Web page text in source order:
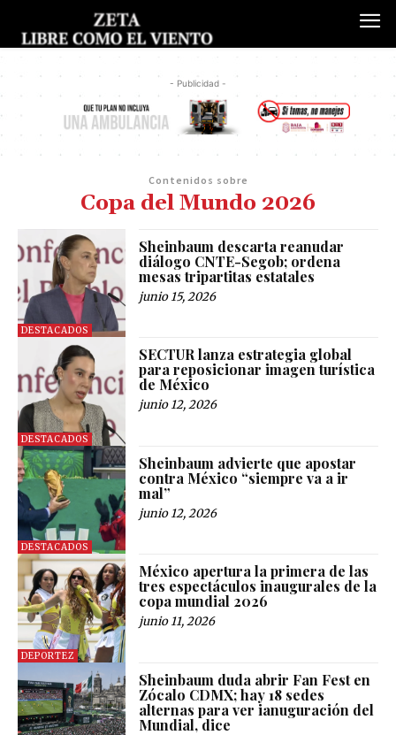
- Publicidad -
Contenidos sobre
Copa del Mundo 2026
DESTACADOS
Sheinbaum descarta reanudar
diálogo CNTE-Segob; ordena
mesas tripartitas estatales
junio 15, 2026
DESTACADOS
SECTUR lanza estrategia global
para reposicionar imagen turística
de México
junio 12, 2026
DESTACADOS
Sheinbaum advierte que apostar
contra México “siempre va a ir
mal”
junio 12, 2026
DEPORTEZ
México apertura la primera de las
tres espectáculos inaugurales de la
copa mundial 2026
junio 11, 2026
Sheinbaum duda abrir Fan Fest en
Zócalo CDMX; hay 18 sedes
alternas para ver ianuguración del
Mundial, dice